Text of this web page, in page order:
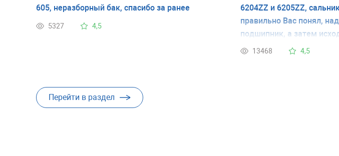
605, неразборный бак, спасибо за ранее
5327 4,5
6204ZZ и 6205ZZ,
правильно Вас понял,
подшипник, а затем
сделать заказ
13468 4,5
Перейти в раздел